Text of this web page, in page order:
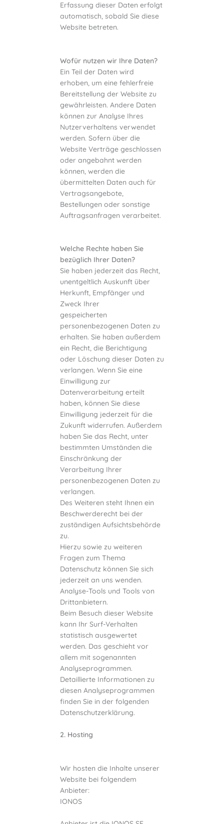
Erfassung dieser Daten erfolgt
automatisch, sobald Sie diese
Website betreten.
Wofür nutzen wir Ihre Daten?
Ein Teil der Daten wird
erhoben, um eine fehlerfreie
Bereitstellung der Website zu
gewährleisten. Andere Daten
können zur Analyse Ihres
Nutzerverhaltens verwendet
werden. Sofern über die
Website Verträge geschlossen
oder angebahnt werden
können, werden die
übermittelten Daten auch für
Vertragsangebote,
Bestellungen oder sonstige
Auftragsanfragen verarbeitet.
Welche Rechte haben Sie
bezüglich Ihrer Daten?
Sie haben jederzeit das Recht,
unentgeltlich Auskunft über
Herkunft, Empfänger und
Zweck Ihrer
gespeicherten
personenbezogenen Daten zu
erhalten. Sie haben außerdem
ein Recht, die Berichtigung
oder Löschung dieser Daten zu
verlangen. Wenn Sie eine
Einwilligung zur
Datenverarbeitung erteilt
haben, können Sie diese
Einwilligung jederzeit für die
Zukunft widerrufen. Außerdem
haben Sie das Recht, unter
bestimmten Umständen die
Einschränkung der
Verarbeitung Ihrer
personenbezogenen Daten zu
verlangen.
Des Weiteren steht Ihnen ein
Beschwerderecht bei der
zuständigen Aufsichtsbehörde
zu.
Hierzu sowie zu weiteren
Fragen zum Thema
Datenschutz können Sie sich
jederzeit an uns wenden.
Analyse-Tools und Tools von
Drittanbietern.
Beim Besuch dieser Website
kann Ihr Surf-Verhalten
statistisch ausgewertet
werden. Das geschieht vor
allem mit sogenannten
Analyseprogrammen.
Detaillierte Informationen zu
diesen Analyseprogrammen
finden Sie in der folgenden
Datenschutzerklärung.
2. Hosting
Wir hosten die Inhalte unserer
Website bei folgendem
Anbieter:
IONOS